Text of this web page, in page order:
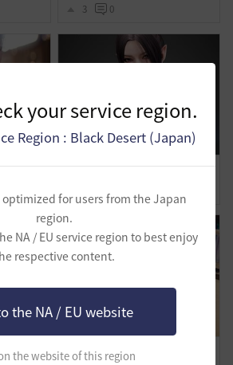
your service region.
Region : Black Desert (Japan)
for users from the Japan
region.
NA / EU service region to best enjoy
respective content.
the NA / EU website
the website of this region
3 0
ァ 美容の時間
0
♪ 水着姿だよｗ